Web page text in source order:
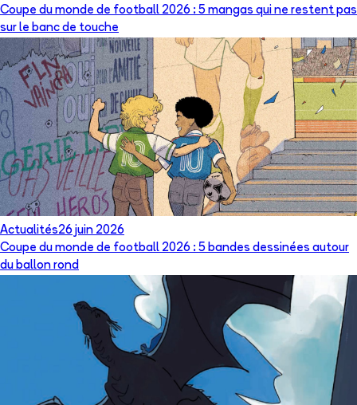
Coupe du monde de football 2026 : 5 mangas qui ne restent pas
sur le banc de touche
Actualités26 juin 2026
Coupe du monde de football 2026 : 5 bandes dessinées autour
du ballon rond